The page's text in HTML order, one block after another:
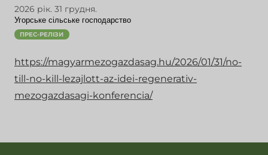
2026 рік. 31 грудня.
Угорське сільське господарство
ПРЕС-РЕЛІЗИ
https://magyarmezogazdasag.hu/2026/01/31/no-
till-no-kill-lezajlott-az-idei-regenerativ-
mezogazdasagi-konferencia/